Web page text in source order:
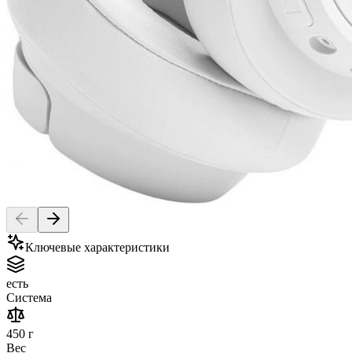
Ключевые характеристики
есть
Система
450 г
Вес